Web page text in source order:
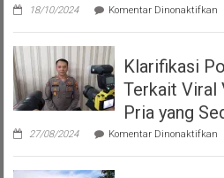
18/10/2024 Komentar Dinonaktifkan
Ijo
Klarifikasi
Terkait Viral
Pria yang
27/08/2024 Komentar Dinonaktifkan